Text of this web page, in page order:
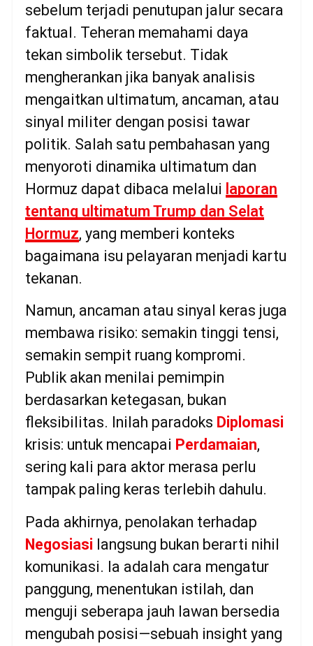
sebelum terjadi penutupan jalur secara
faktual. Teheran memahami daya
tekan simbolik tersebut. Tidak
mengherankan jika banyak analisis
mengaitkan ultimatum, ancaman, atau
sinyal militer dengan posisi tawar
politik. Salah satu pembahasan yang
menyoroti dinamika ultimatum dan
Hormuz dapat dibaca melalui laporan
tentang ultimatum Trump dan Selat
Hormuz, yang memberi konteks
bagaimana isu pelayaran menjadi kartu
tekanan.
Namun, ancaman atau sinyal keras juga
membawa risiko: semakin tinggi tensi,
semakin sempit ruang kompromi.
Publik akan menilai pemimpin
berdasarkan ketegasan, bukan
fleksibilitas. Inilah paradoks Diplomasi
krisis: untuk mencapai Perdamaian,
sering kali para aktor merasa perlu
tampak paling keras terlebih dahulu.
Pada akhirnya, penolakan terhadap
Negosiasi langsung bukan berarti nihil
komunikasi. Ia adalah cara mengatur
panggung, menentukan istilah, dan
menguji seberapa jauh lawan bersedia
mengubah posisi—sebuah insight yang